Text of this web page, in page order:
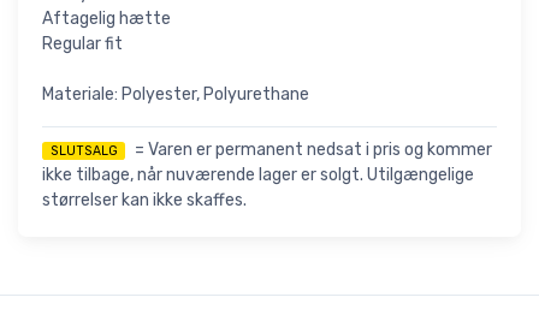
Aftagelig hætte
Regular fit
Materiale: Polyester, Polyurethane
SLUTSALG
= Varen er permanent nedsat i pris og kommer
ikke tilbage, når nuværende lager er solgt. Utilgængelige
størrelser kan ikke skaffes.